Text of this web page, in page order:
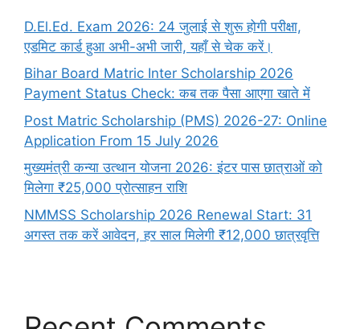
D.El.Ed. Exam 2026: 24 जुलाई से शुरू होगी परीक्षा,
एडमिट कार्ड हुआ अभी-अभी जारी, यहाँ से चेक करें।
Bihar Board Matric Inter Scholarship 2026
Payment Status Check: कब तक पैसा आएगा खाते में
Post Matric Scholarship (PMS) 2026-27: Online
Application From 15 July 2026
मुख्यमंत्री कन्या उत्थान योजना 2026: इंटर पास छात्राओं को
मिलेगा ₹25,000 प्रोत्साहन राशि
NMMSS Scholarship 2026 Renewal Start: 31
अगस्त तक करें आवेदन, हर साल मिलेगी ₹12,000 छात्रवृत्ति